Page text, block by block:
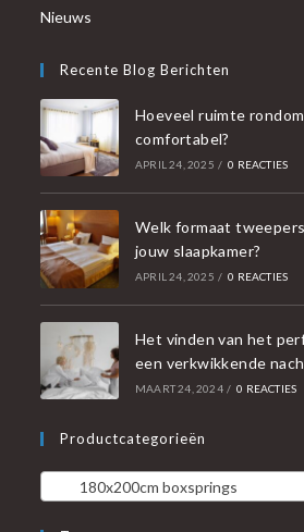
Nieuws
Recente Blog Berichten
Hoeveel ruimte
comfortabel?
APRIL 24, 2025 / 0 REACTIES
Welk formaat
jouw slaapkamer?
APRIL 24, 2025 / 0 REACTIES
Het vinden van het
een verkwikkende
MAART 24, 2024 / 0 REACTIES
Productcategorieën
180x200cm boxsprings